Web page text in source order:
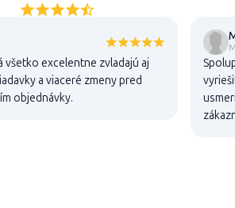
všetko excelentne zvladajú aj
a viaceré zmeny pred
objednávky.